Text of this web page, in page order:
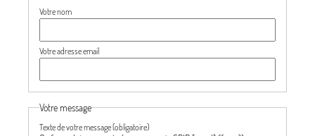
Votre nom
Votre adresse email
Votre message
Texte de votre message (obligatoire)